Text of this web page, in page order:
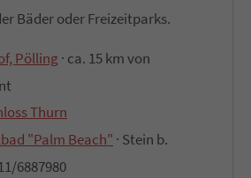
Bäder oder Freizeitparks.
Pölling · ca. 15 km von
Thurn
"Palm Beach" · Stein b.
6887980